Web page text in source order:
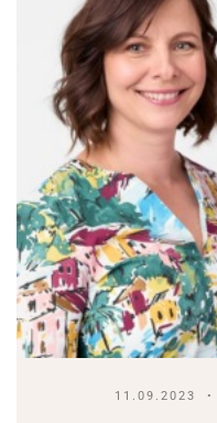
11.09.2023